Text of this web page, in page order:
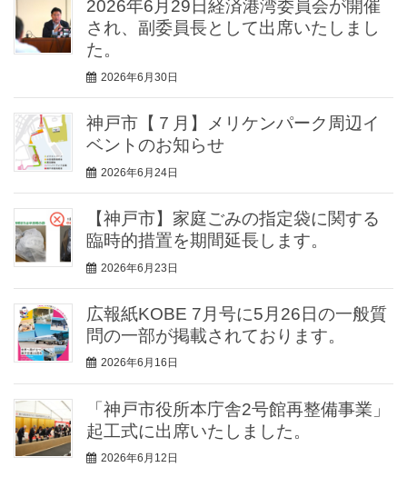
2026年6月29日経済港湾委員会が開催
され、副委員長として出席いたしまし
た。
2026年6月30日
神戸市【７月】メリケンパーク周辺イ
ベントのお知らせ
2026年6月24日
【神戸市】家庭ごみの指定袋に関する
臨時的措置を期間延長します。
2026年6月23日
広報紙KOBE 7月号に5月26日の一般質
問の一部が掲載されております。
2026年6月16日
「神戸市役所本庁舎2号館再整備事業」
起工式に出席いたしました。
2026年6月12日